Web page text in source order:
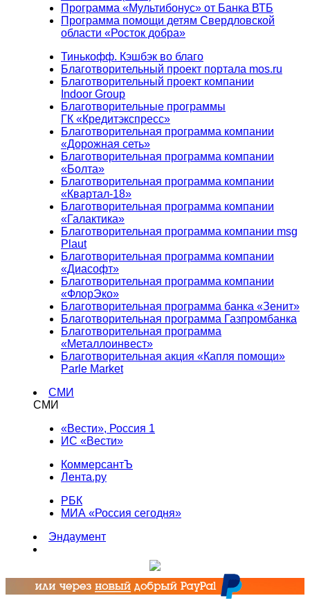
Программа «Мультибонус» от Банка ВТБ
Программа помощи детям Свердловской
области «Росток добра»
Тинькофф. Кэшбэк во благо
Благотворительный проект портала mos.ru
Благотворительный проект компании
Indoor Group
Благотворительные программы
ГК «Кредитэкспресс»
Благотворительная программа компании
«Дорожная сеть»
Благотворительная программа компании
«Болта»
Благотворительная программа компании
«Квартал-18»
Благотворительная программа компании
«Галактика»
Благотворительная программа компании msg
Plaut
Благотворительная программа компании
«Диасофт»
Благотворительная программа компании
«ФлорЭко»
Благотворительная программа банка «Зенит»
Благотворительная программа Газпромбанка
Благотворительная программа
«Металлоинвест»
Благотворительная акция «Капля помощи»
Parle Market
СМИ
СМИ
«Вести», Россия 1
ИС «Вести»
КоммерсантЪ
Лента.ру
РБК
МИА «Россия сегодня»
Эндаумент